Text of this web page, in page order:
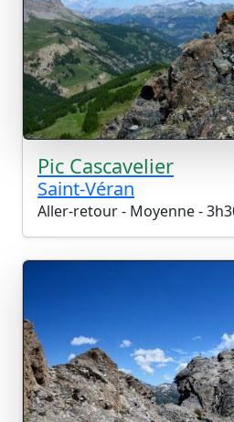
Pic Cascavelier
Saint-Véran
Aller-retour - Moyenne -